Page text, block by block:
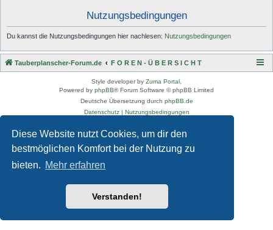
Diese Website nutzt Cookies, um dir den
bestmöglichen Komfort bei der Nutzung zu
bieten. Mehr erfahren
Verstanden!
Nutzungsbedingungen
Du kannst die Nutzungsbedingungen hier nachlesen: Nutzungsbedingungen
Tauberplanscher-Forum.de F O R E N - Ü B E R S I C H T
Style developer by Zuma Portal
Powered by phpBB® Forum Software © phpBB Limited
Deutsche Übersetzung durch phpBB.de
Datenschutz| Nutzungsbedingungen